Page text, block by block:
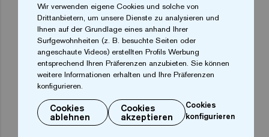
Ort*
Postleitzahl*
Wir verwenden eigene Cookies und solche von
Drittanbietern, um unsere Dienste zu analysieren und
Ihnen auf der Grundlage eines anhand Ihrer
Surfgewohnheiten (z. B. besuchte Seiten oder
angeschaute Videos) erstellten Profils Werbung
entsprechend Ihren Präferenzen anzubieten. Sie können
weitere Informationen erhalten und Ihre Präferenzen
konfigurieren.
Cookies
ablehnen
Cookies
akzeptieren
Cookies
konfigurieren